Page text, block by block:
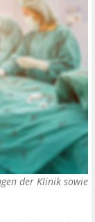
der Klinik sowie